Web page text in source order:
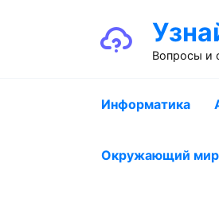
Вопросы и
Информатика
Окружающий мир